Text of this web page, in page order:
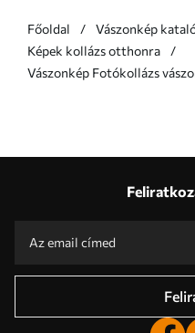
Főoldal
Vászonkép
Képek kollázs otthonra
Vászonkép Fotókollázs vászonképen ajándék anyukának Nr